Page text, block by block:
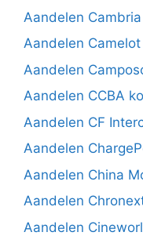
Aandelen
Aandelen
Aandelen
Aandelen CCBA
Aandelen CF
Aandelen
Aandelen China
Aandelen
Aandelen